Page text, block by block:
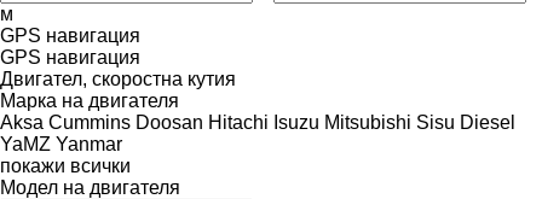
м
GPS навигация
GPS навигация
Двигател, скоростна кутия
Марка на двигателя
Aksa Cummins Doosan Hitachi Isuzu Mitsubishi Sisu Diesel
YaMZ Yanmar
покажи всички
Модел на двигателя